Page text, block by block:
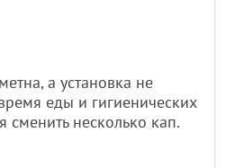
а установка не
еды и гигиенических
несколько кап.